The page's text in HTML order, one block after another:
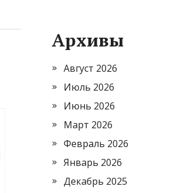
Архивы
Август 2026
Июль 2026
Июнь 2026
Март 2026
Февраль 2026
Январь 2026
Декабрь 2025